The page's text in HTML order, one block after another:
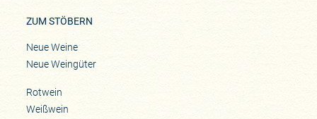
ZUM STÖBERN
Neue Weine
Neue Weingüter
Rotwein
Weißwein